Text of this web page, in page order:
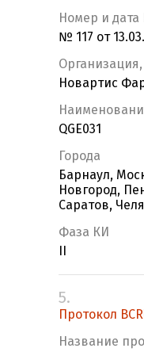
Номер и дата
№ 117 от
Новартис
QGE031
Города
Барнаул,
Новгород,
Саратов,
Фаза КИ
5.
Протокол
Название